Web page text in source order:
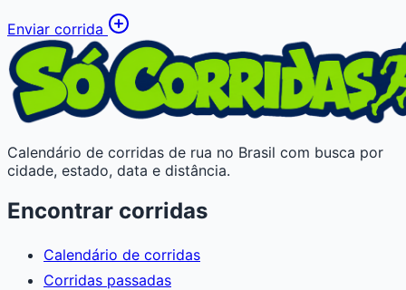
Enviar corrida
Calendário de corridas de rua no Brasil com busca por
cidade, estado, data e distância.
Encontrar corridas
Calendário de corridas
Corridas passadas